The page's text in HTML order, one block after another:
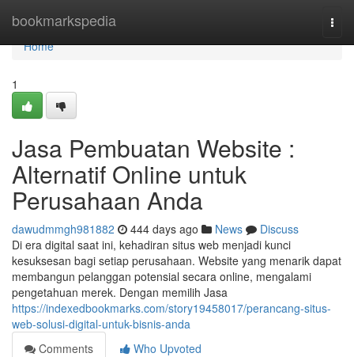
bookmarkspedia
Home
Home
1
Jasa Pembuatan Website :
Alternatif Online untuk
Perusahaan Anda
dawudmmgh981882 444 days ago News
Discuss
Di era digital saat ini, kehadiran situs web menjadi kunci
kesuksesan bagi setiap perusahaan. Website yang menarik dapat
membangun pelanggan potensial secara online, mengalami
pengetahuan merek. Dengan memilih Jasa
https://indexedbookmarks.com/story19458017/perancang-situs-
web-solusi-digital-untuk-bisnis-anda
Comments
Who Upvoted